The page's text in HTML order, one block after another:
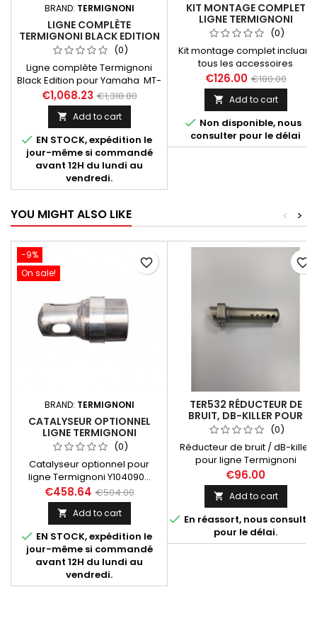
BRAND: TERMIGNONI
LIGNE COMPLÈTE
TERMIGNONI BLACK EDITION
NOIRE-CARBONE YAMAHA
MT-07 ET XSR 700 2021-
2022
(0)
Ligne complète Termignoni
Black Edition pour Yamaha MT-
07 (toutes années), XSR 700
(toutes années). Système
homologué EURO 4 avec
option Y104CAT (vendu
séparément). Compatible
avec les machines suivantes :
Yamaha MT 07 2014 2015 2016
2017 2018 2019 2020, Yamaha
Yamaha XSR 700 2015 2016 2017
2018 2019 2020, Yamaha XSR
€1,068.23 €1,318.80
 Add to cart
 EN STOCK, expédition le
jour-même si commandé
avant 12H du lundi au
vendredi.
KIT MONTAGE COMPLET
LIGNE TERMIGNONI
Y104090...(0)
Kit montage complet incluant
tous les accessoires
nécessaires pour les lignes
Termignoni destinées aux
Yamaha MT07, Tracer, XSR,
références suivantes
Y104090CV, Y104090CVB,
Y104090TV.
€126.00 €180.00
 Add to cart
 Non disponible, nous
consulter pour le délai
YOU MIGHT ALSO LIKE >
<
-9%
On sale!
BRAND: TERMIGNONI
CATALYSEUR OPTIONNEL
LIGNE TERMIGNONI
Y104090...(0)
Catalyseur optionnel pour
ligne Termignoni Y104090...
destinée aux Yamaha MT-07
(toutes années), XSR 700
(toutes années). Fourni avec
notice d'installation et certificat
d'homologation Euro 4.
€458.64 €504.00
 Add to cart
 EN STOCK, expédition le
jour-même si commandé
avant 12H du lundi au
vendredi.
favorite_border
TER532 RÉDUCTEUR DE
BRUIT, DB-KILLER POUR
LIGNE TERMIGNONI
Y104090... (MT-07, XSR 700,
TRACER 700)
(0)
Réducteur de bruit / dB-killer
pour ligne Termignoni
Y104090... Compatibles avec
les références
d'échappements suivantes :
Y104090CV, Y104090CVB,
Y104090TV.
€96.00
 Add to cart
 En réassort, nous consulter
pour le délai.
favorite_border